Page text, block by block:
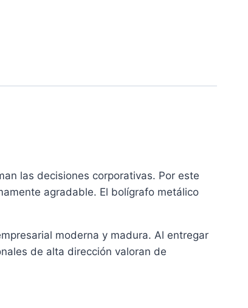
las decisiones corporativas. Por este
agradable. El bolígrafo metálico
moderna y madura. Al entregar
de alta dirección valoran de